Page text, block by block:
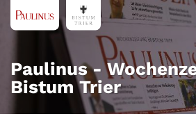
Zum Inhalt springen
Paulinus -
Bistum Trier